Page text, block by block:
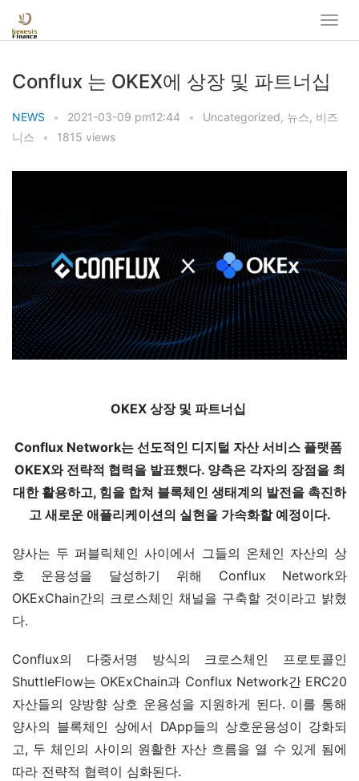
Conflux 는 OKEX에 상장 및 파트너십
NEWS • 2021-03-09 pm12:44 • Uncategorized, 뉴스, 비즈
니스
• 1815 views
OKEX 상장 및 파트너십
Conflux Network는 선도적인 디지털 자산 서비스 플랫폼
OKEX와 전략적 협력을 발표했다. 양측은 각자의 장점을 최
대한 활용하고, 힘을 합쳐 블록체인 생태계의 발전을 촉진하
고 새로운 애플리케이션의 실현을 가속화할 예정이다.
양사는 두 퍼블릭체인 사이에서 그들의 온체인 자산의 상
호 운용성을 달성하기 위해 Conflux Network와
OKExChain간의 크로스체인 채널을 구축할 것이라고 밝혔
다.
Conflux의 다중서명 방식의 크로스체인 프로토콜인
ShuttleFlow는 OKExChain과 Conflux Network간 ERC20
자산들의 양방향 상호 운용성을 지원하게 된다. 이를 통해
양사의 블록체인 상에서 DApp들의 상호운용성이 강화되
고, 두 체인의 사이의 원활한 자산 흐름을 열 수 있게 됨에
따라 전략적 협력이 심화된다.